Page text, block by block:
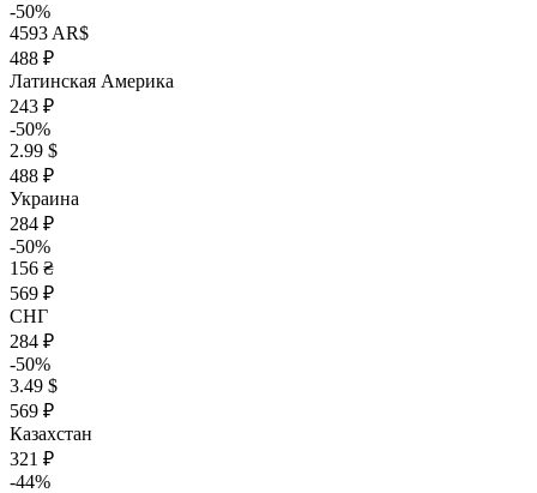
-50%
4593 AR$
488 ₽
Латинская Америка
243 ₽
-50%
2.99 $
488 ₽
Украина
284 ₽
-50%
156 ₴
569 ₽
СНГ
284 ₽
-50%
3.49 $
569 ₽
Казахстан
321 ₽
-44%